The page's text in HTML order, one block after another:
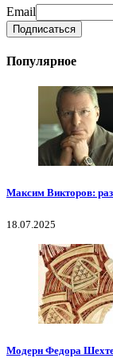
Email
Популярное
Максим Викторов:
18.07.2025
Модерн Федора